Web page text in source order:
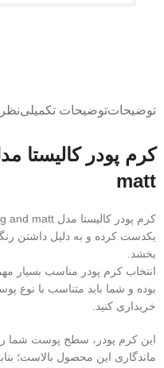
توضیحاتتوضیحات تکمیلی
matt
یکدست کرده و به دلیل داشتن
بخشد.
انتخاب کرم پودر مناسب بسیار
بوده و شما باید متناسب با نوع
خریداری کنید.
این کرم پودر، سطح پوست شما
ماندگاری این محصول بالاست؛